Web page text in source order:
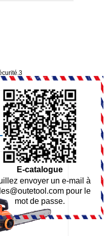
E-catalogue
envoyer un e-mail à
pour le
mot de passe.